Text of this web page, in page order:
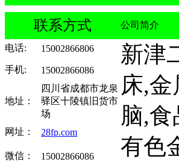
联系方式
电话: 15002866806
手机: 15002866086
地址：
四川省成都市龙泉
驿区十陵镇旧货市
场
网址：
28fp.com
微信： 15002866086
公司简介
新津
床,
脑,
有色